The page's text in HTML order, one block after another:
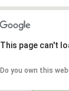
This page can't
Do you own this